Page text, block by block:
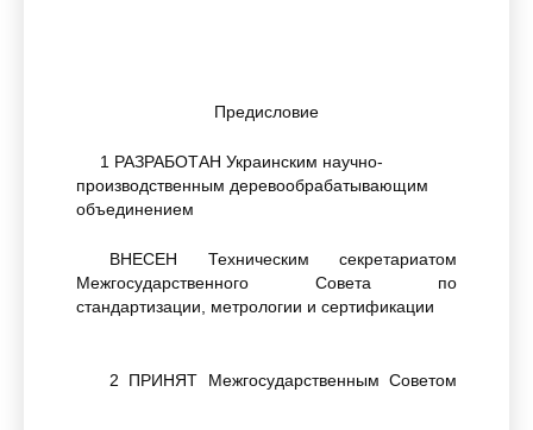
Предисловие
1 РАЗРАБОТАН Украинским научно-
производственным деревообрабатывающим
объединением
ВНЕСЕН Техническим секретариатом
Межгосударственного Совета по
стандартизации, метрологии и сертификации
2 ПРИНЯТ Межгосударственным Советом